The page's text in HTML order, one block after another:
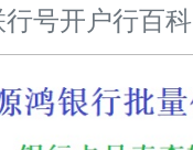
行号开户行百科